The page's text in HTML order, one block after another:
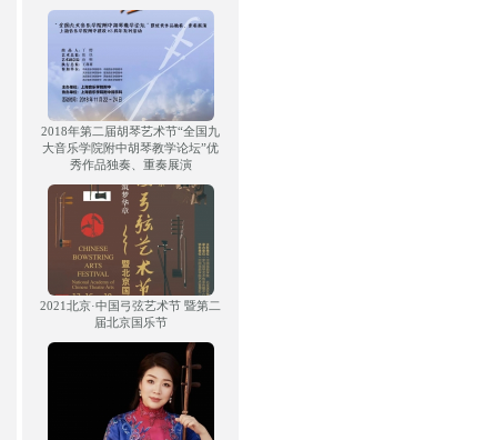
2018年第二届胡琴艺术节“全国九
大音乐学院附中胡琴教学论坛”优
秀作品独奏、重奏展演
2021北京·中国弓弦艺术节 暨第二
届北京国乐节